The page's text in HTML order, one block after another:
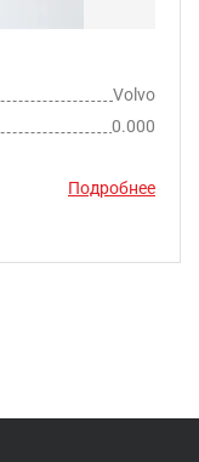
Volvo
0.000
Подробнее